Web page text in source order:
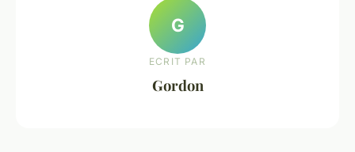
G
ECRIT PAR
Gordon